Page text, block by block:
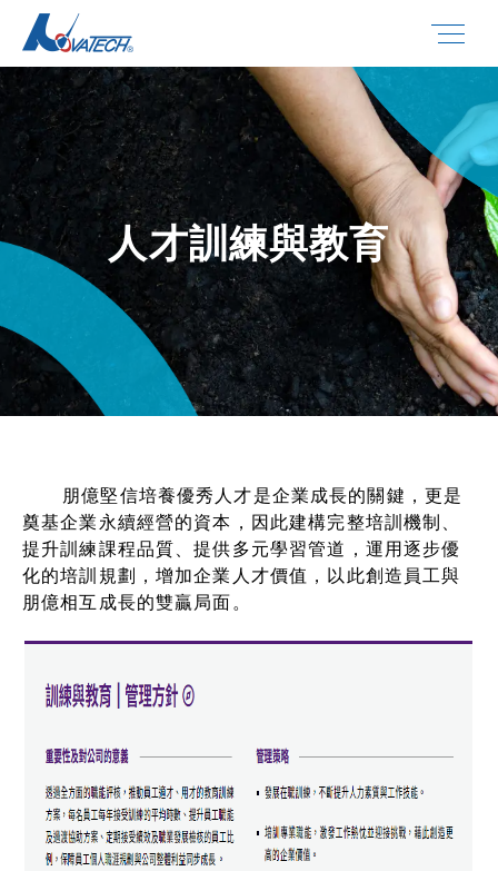
人才訓練與教育
朋億堅信培養優秀人才是企業成長的關鍵，更是
奠基企業永續經營的資本，因此建構完整培訓機制、
提升訓練課程品質、提供多元學習管道，運用逐步優
化的培訓規劃，增加企業人才價值，以此創造員工與
朋億相互成長的雙贏局面。